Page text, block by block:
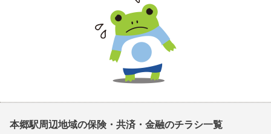
本郷駅周辺地域の保険・共済・金融のチラシ一覧